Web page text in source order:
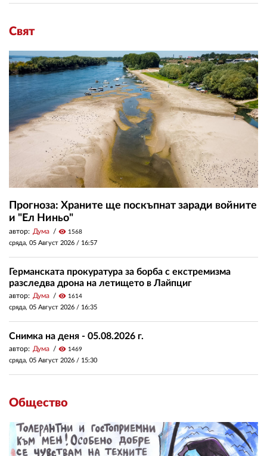
Свят
Прогноза: Храните ще поскъпнат заради войните
и "Ел Ниньо"
автор: Дума visibility 1568
сряда, 05 Август 2026 / 16:57
Германската прокуратура за борба с екстремизма
разследва дрона на летището в Лайпциг
автор: Дума visibility 1614
сряда, 05 Август 2026 / 16:35
Снимка на деня - 05.08.2026 г.
автор: Дума visibility 1469
сряда, 05 Август 2026 / 15:30
Общество